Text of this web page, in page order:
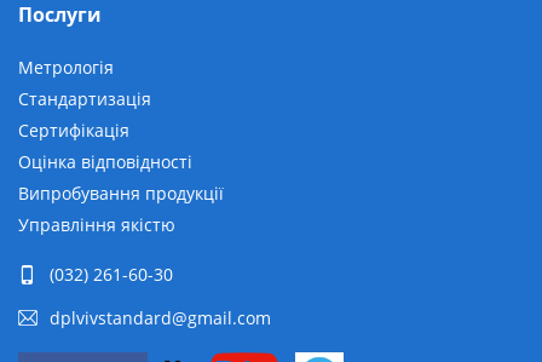
Послуги
Метрологія
Стандартизація
Сертифікація
Оцінка відповідності
Випробування продукції
Управління якістю
(032) 261-60-30
dplvivstandard@gmail.com